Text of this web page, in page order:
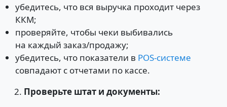
убедитесь, что вся выручка проходит через
ККМ;
проверяйте, чтобы чеки выбивались
на каждый заказ/продажу;
убедитесь, что показатели в POS-системе
совпадают с отчетами по кассе.
Проверьте штат и документы: